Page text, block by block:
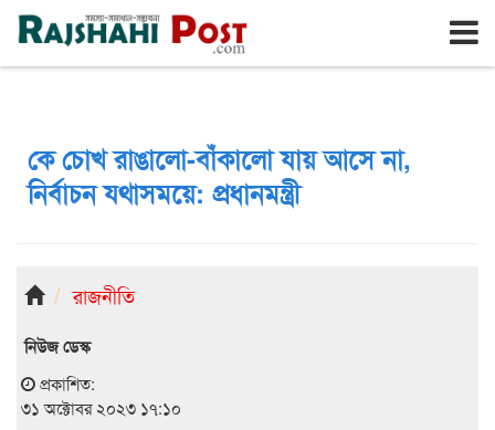
রাজশাহী শুক্রবার, ৭ই আগস্ট ২০২৬, ২৪শে শ্রাবণ ১৪৩৩
কে চোখ রাঙালো-বাঁকালো যায় আসে না,
নির্বাচন যথাসময়ে: প্রধানমন্ত্রী
রাজনীতি
নিউজ ডেস্ক
প্রকাশিত:
৩১ অক্টোবর ২০২৩ ১৭:১০